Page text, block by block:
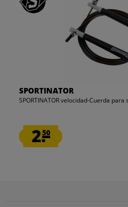
SPORTINATOR
SPORTINATOR velocidad-Cuerda
2.50